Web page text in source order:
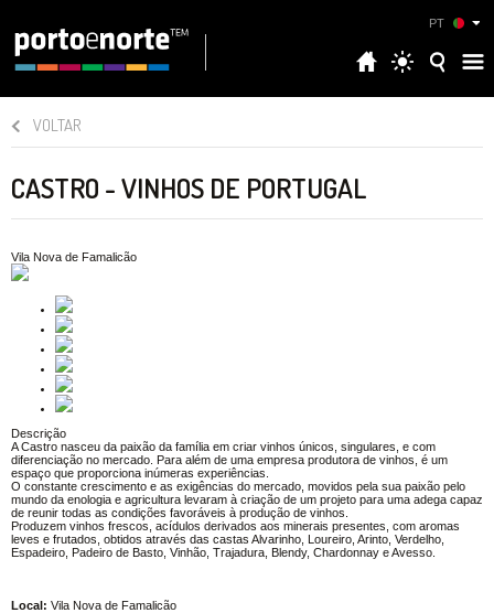
PT
VOLTAR
CASTRO - VINHOS DE PORTUGAL
Vila Nova de Famalicão
Descrição
A Castro nasceu da paixão da família em criar vinhos únicos, singulares, e com
diferenciação no mercado. Para além de uma empresa produtora de vinhos, é um
espaço que proporciona inúmeras experiências.
O constante crescimento e as exigências do mercado, movidos pela sua paixão pelo
mundo da enologia e agricultura levaram à criação de um projeto para uma adega capaz
de reunir todas as condições favoráveis à produção de vinhos.
Produzem vinhos frescos, acídulos derivados aos minerais presentes, com aromas
leves e frutados, obtidos através das castas Alvarinho, Loureiro, Arinto, Verdelho,
Espadeiro, Padeiro de Basto, Vinhão, Trajadura, Blendy, Chardonnay e Avesso.
Local: Vila Nova de Famalicão